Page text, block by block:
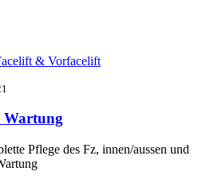
& Vorfacelift
Wartung
Pflege des Fz, innen/aussen und